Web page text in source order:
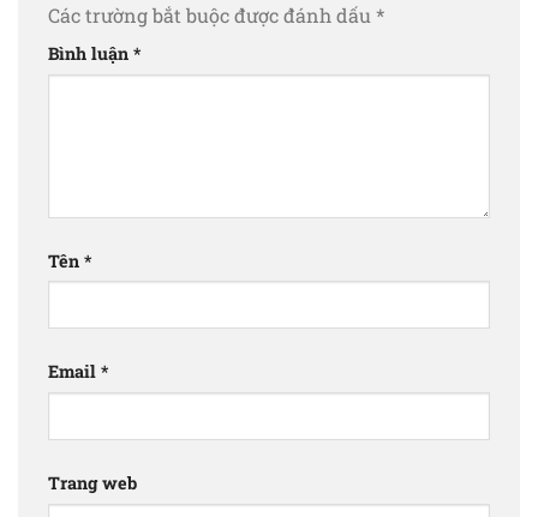
Các trường bắt buộc được đánh dấu *
Bình luận *
Tên *
Email *
Trang web